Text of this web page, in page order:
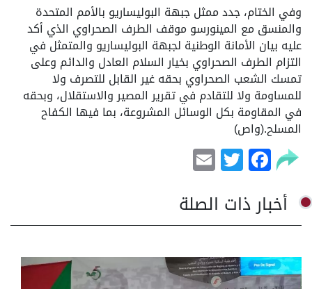
وفي الختام، جدد ممثل جبهة البوليساريو بالأمم المتحدة
والمنسق مع المينورسو موقف الطرف الصحراوي الذي أكد
عليه بيان الأمانة الوطنية لجبهة البوليساريو والمتمثل في
التزام الطرف الصحراوي بخيار السلام العادل والدائم وعلى
تمسك الشعب الصحراوي بحقه غير القابل للتصرف ولا
للمساومة ولا للتقادم في تقرير المصير والاستقلال، وبحقه
في المقاومة بكل الوسائل المشروعة، بما فيها الكفاح
المسلح.(واص)
Facebook
Twitter
أخبار ذات الصلة